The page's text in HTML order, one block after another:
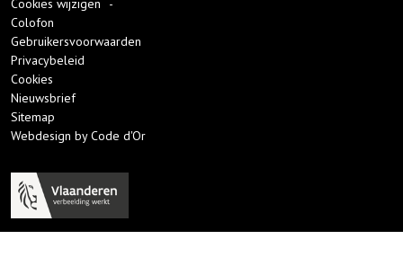
Cookies wijzigen
-
Colofon
Gebruikersvoorwaarden
Privacybeleid
Cookies
Nieuwsbrief
Sitemap
Webdesign by Code d'Or